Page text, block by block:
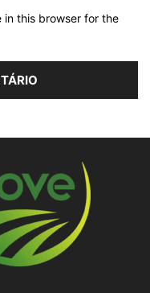
in this browser for the